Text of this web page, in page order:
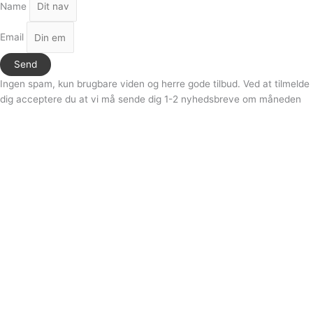
Name
Email
Send
Ingen spam, kun brugbare viden og herre gode tilbud. Ved at tilmelde
dig acceptere du at vi må sende dig 1-2 nyhedsbreve om måneden